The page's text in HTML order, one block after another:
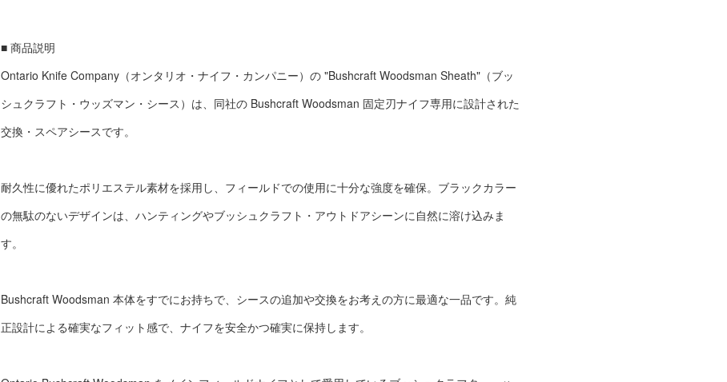
■ 商品説明
Ontario Knife Company（オンタリオ・ナイフ・カンパニー）の "Bushcraft Woodsman Sheath"（ブッ
シュクラフト・ウッズマン・シース）は、同社の Bushcraft Woodsman 固定刃ナイフ専用に設計された
交換・スペアシースです。
耐久性に優れたポリエステル素材を採用し、フィールドでの使用に十分な強度を確保。ブラックカラー
の無駄のないデザインは、ハンティングやブッシュクラフト・アウトドアシーンに自然に溶け込みま
す。
Bushcraft Woodsman 本体をすでにお持ちで、シースの追加や交換をお考えの方に最適な一品です。純
正設計による確実なフィット感で、ナイフを安全かつ確実に保持します。